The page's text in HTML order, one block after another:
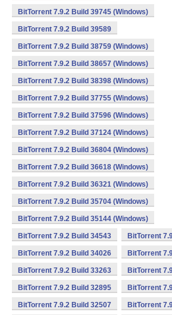
BitTorrent 7.9.2 Build 39745 (Windows)
BitTorrent 7.9.2 Build 39589
BitTorrent 7.9.2 Build 38759 (Windows)
BitTorrent 7.9.2 Build 38657 (Windows)
BitTorrent 7.9.2 Build 38398 (Windows)
BitTorrent 7.9.2 Build 37755 (Windows)
BitTorrent 7.9.2 Build 37596 (Windows)
BitTorrent 7.9.2 Build 37124 (Windows)
BitTorrent 7.9.2 Build 36804 (Windows)
BitTorrent 7.9.2 Build 36618 (Windows)
BitTorrent 7.9.2 Build 36321 (Windows)
BitTorrent 7.9.2 Build 35704 (Windows)
BitTorrent 7.9.2 Build 35144 (Windows)
BitTorrent 7.9.2 Build 34543 BitTorrent
BitTorrent 7.9.2 Build 34026 BitTorrent
BitTorrent 7.9.2 Build 33263 BitTorrent
BitTorrent 7.9.2 Build 32895 BitTorrent
BitTorrent 7.9.2 Build 32507 BitTorrent